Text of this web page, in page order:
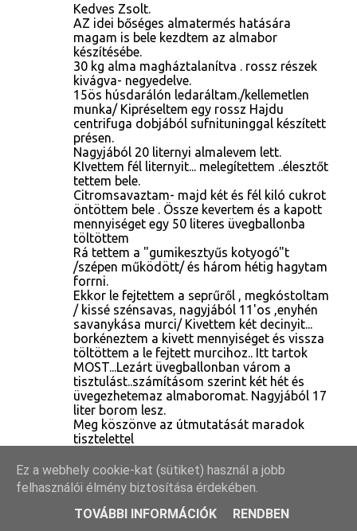
Kedves Zsolt.
AZ idei bőséges almatermés hatására
magam is bele kezdtem az almabor
készítésébe.
30 kg alma magháztalanítva . rossz részek
kivágva- negyedelve.
15ös húsdarálón ledaráltam./kellemetlen
munka/ Kipréseltem egy rossz Hajdu
centrifuga dobjából sufnituninggal készített
présen.
Nagyjából 20 liternyi almalevem lett.
KIvettem fél liternyit... melegítettem ..élesztőt
tettem bele.
Citromsavaztam- majd két és fél kiló cukrot
öntöttem bele . Össze kevertem és a kapott
mennyiséget egy 50 literes üvegballonba
töltöttem
Rá tettem a "gumikesztyűs kotyogó"t
/szépen működött/ és három hétig hagytam
forrni.
Ekkor le fejtettem a seprűről , megkóstoltam
/ kissé szénsavas, nagyjából 11'os ,enyhén
savanykása murci/ Kivettem két decinyit...
borkéneztem a kivett mennyiséget és vissza
töltöttem a le fejtett murcihoz.. Itt tartok
MOST...Lezárt üvegballonban várom a
tisztulást..számításom szerint két hét és
üvegezhetemaz almaboromat. Nagyjából 17
liter borom lesz.
Meg köszönve az útmutatását maradok
tisztelettel
VÁLASZ
2018. október 1. 17:34
Újból jelentkezem .
Ez a webhely cookie-kat (sütiket) használ a jobb
felhasználói élmény biztosítása érdekében.
TOVÁBBI INFORMÁCIÓK
RENDBEN